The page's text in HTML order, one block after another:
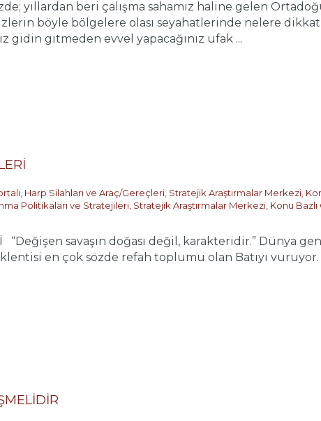
yıllardan beri çalışma sahamız haline gelen
böyle bölgelere olası seyahatlerinde nelere
gitmeden evvel yapacağınız ufak ...
, Harp Silahları ve Araç/Gereçleri, Stratejik Araştırmalar Merkezi,
Politikaları ve Stratejileri, Stratejik Araştırmalar Merkezi, Konu Bazlı
“Değişen savaşın doğası değil, karakteridir.” Dünya
en çok sözde refah toplumu olan Batıyı